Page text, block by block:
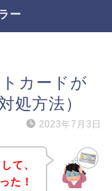
ー
カードが
処方法）
2023年7月3日
て、
た！